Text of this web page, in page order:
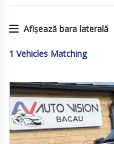
Afișează bara laterală
1 Vehicles Matching